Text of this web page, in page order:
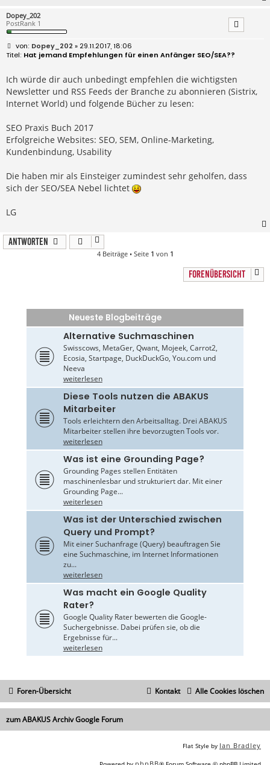
Dopey_202
PostRank 1
B
e
r
a
g
Dopey_202 » 29.11.2017, 18:06
Hat jemand Empfehlungen für einen Anfänger SEO/SEA??
Ich würde dir auch unbedingt empfehlen die wichtigsten
Newsletter und RSS Feeds der Branche zu abonnieren (Sistrix,
Internet World) und folgende Bücher zu lesen:
SEO Praxis Buch 2017
Erfolgreiche Websites: SEO, SEM, Online-Marketing,
Kundenbindung, Usability
Die haben mir als Einsteiger zumindest sehr geholfen, dass
sich der SEO/SEA Nebel lichtet
LG
Antworten
4 Beiträge • Seite 1 von 1
FORENÜBERSICHT
Neueste Blogbeiträge
Alternative Suchmaschinen
Swisscows, MetaGer, Qwant, Mojeek, Carrot2,
Ecosia, Startpage, DuckDuckGo, You.com und
Neeva
weiterlesen
Diese Tools nutzen die ABAKUS
Mitarbeiter
Tools erleichtern den Arbeitsalltag. Drei ABAKUS
Mitarbeiter stellen ihre bevorzugten Tools vor.
weiterlesen
Was ist eine Grounding Page?
Grounding Pages stellen Entitäten
maschinenlesbar und strukturiert dar. Mit einer
Grounding Page...
weiterlesen
Was ist der Unterschied zwischen
Query und Prompt?
Mit einer Suchanfrage (Query) beauftragen Sie
eine Suchmaschine, im Internet Informationen
zu...
weiterlesen
Was macht ein Google Quality
Rater?
Google Quality Rater bewerten die Google-
Suchergebnisse. Dabei prüfen sie, ob die
Ergebnisse für...
weiterlesen
Foren-Übersicht Alle Cookies löschen
Kontakt
zum ABAKUS Archiv Google Forum
Flat Style by Ian Bradley